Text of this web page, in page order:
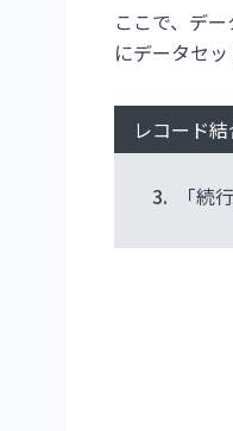
ここで、デ
にデータセッ
レコード
3. 「続